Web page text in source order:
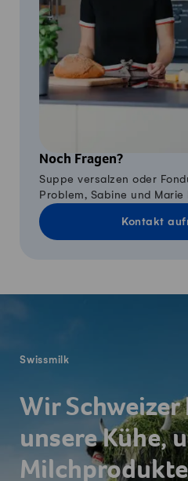
Noch Fragen?
Suppe versalzen oder
Problem, Sabine und
Kontakt
Swissmilk
Wir Schweizer
unsere Kühe,
Milchprodukte